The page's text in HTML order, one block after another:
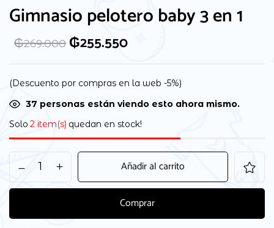
Gimnasio pelotero baby 3 en 1
₲269.000₲255.550
(Descuento por compras en la web -5%)
37 personas están viendo esto ahora mismo.
Solo 2 item(s) quedan en stock!
Añadir al carrito
Comprar
vez que comente.